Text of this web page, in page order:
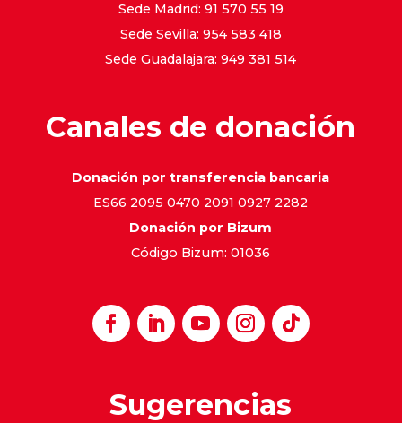
Sede Madrid: 91 570 55 19
Sede Sevilla: 954 583 418
Sede Guadalajara: 949 381 514
Canales de donación
Donación por transferencia bancaria
ES66 2095 0470 2091 0927 2282
Donación por Bizum
Código Bizum: 01036
Sugerencias